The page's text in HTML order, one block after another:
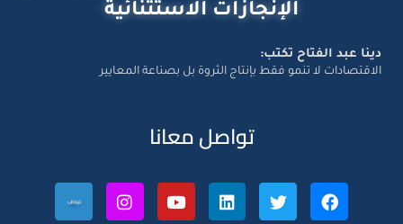
الإنجازات الاستثنائية
دينا عبد الفتاح تكتب:
الاقتصادات لا تنمو فقط بإنتاج الثروة بل بصناعة المعايير
تواصل معانا